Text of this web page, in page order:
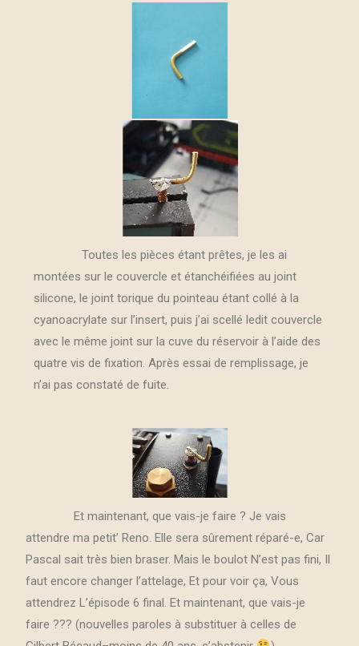
Toutes les pièces étant prêtes, je les ai
montées sur le couvercle et étanchéifiées au joint
silicone, le joint torique du pointeau étant collé à la
cyanoacrylate sur l’insert, puis j’ai scellé ledit couvercle
avec le même joint sur la cuve du réservoir à l’aide des
quatre vis de fixation. Après essai de remplissage, je
n’ai pas constaté de fuite.
Et maintenant, que vais-je faire ? Je vais
attendre ma petit’ Reno. Elle sera sûrement réparé-e, Car
Pascal sait très bien braser. Mais le boulot N’est pas fini, Il
faut encore changer l’attelage, Et pour voir ça, Vous
attendrez L’épisode 6 final. Et maintenant, que vais-je
faire ??? (nouvelles paroles à substituer à celles de